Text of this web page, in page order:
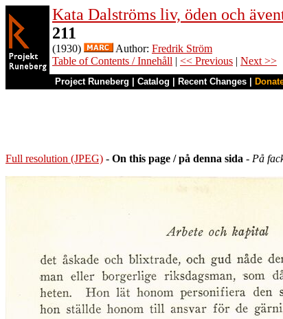
Kata Dalströms liv, öden och
211
(1930) Author: Fredrik Ström
Table of Contents / Innehåll | << Previous | Next >>
Project Runeberg Catalog Recent Changes
Full resolution (JPEG) - On this page / på denna sida - På